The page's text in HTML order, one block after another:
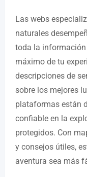
Las webs
naturales
toda la
máximo de tu
descripciones de
sobre los mejores
plataformas están
confiable en la
protegidos. Con
y consejos útiles,
aventura sea más